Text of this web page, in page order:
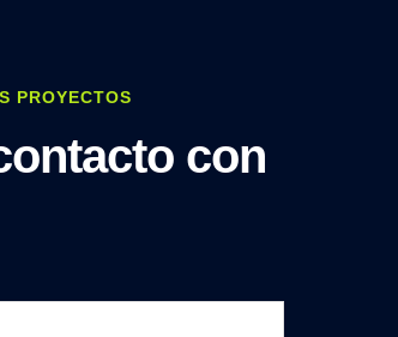
PROYECTOS
con